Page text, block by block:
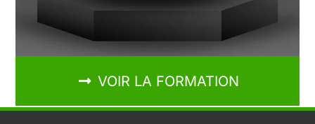
VOIR LA FORMATION